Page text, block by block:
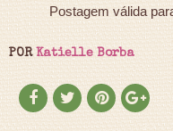
Postagem válida
POR Katielle Borba